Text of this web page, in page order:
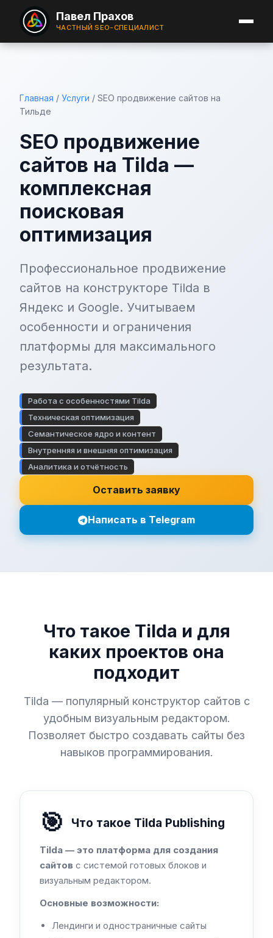
Павел Прахов
ЧАСТНЫЙ SEO-СПЕЦИАЛИСТ
Главная / Услуги / SEO продвижение сайтов на
Тильде
SEO продвижение
сайтов на Tilda —
комплексная
поисковая
оптимизация
Профессиональное продвижение
сайтов на конструкторе Tilda в
Яндекс и Google. Учитываем
особенности и ограничения
платформы для максимального
результата.
Работа с особенностями Tilda
Техническая оптимизация
Семантическое ядро и контент
Внутренняя и внешняя оптимизация
Аналитика и отчётность
Оставить заявку
Написать в Telegram
Что такое Tilda и для
каких проектов она
подходит
Tilda — популярный конструктор сайтов с
удобным визуальным редактором.
Позволяет быстро создавать сайты без
навыков программирования.
🎯 Что такое Tilda Publishing
Tilda — это платформа для создания
сайтов с системой готовых блоков и
визуальным редактором.
Основные возможности:
Лендинги и одностраничные сайты